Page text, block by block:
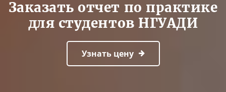
Заказать отчет по практике
для студентов НГУАДИ
Узнать цену